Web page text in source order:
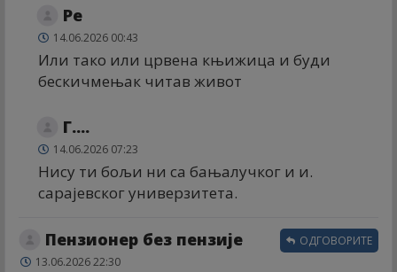
Ре
14.06.2026 00:43
Или тако или црвена књижица и буди
бескичмењак читав живот
Г....
14.06.2026 07:23
Нису ти бољи ни са бањалучког и и.
сарајевског универзитета.
Пензионер без пензије
13.06.2026 22:30
ОДГОВОРИТЕ